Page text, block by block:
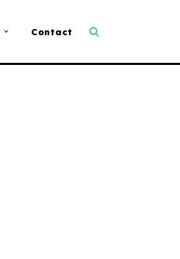
Contact